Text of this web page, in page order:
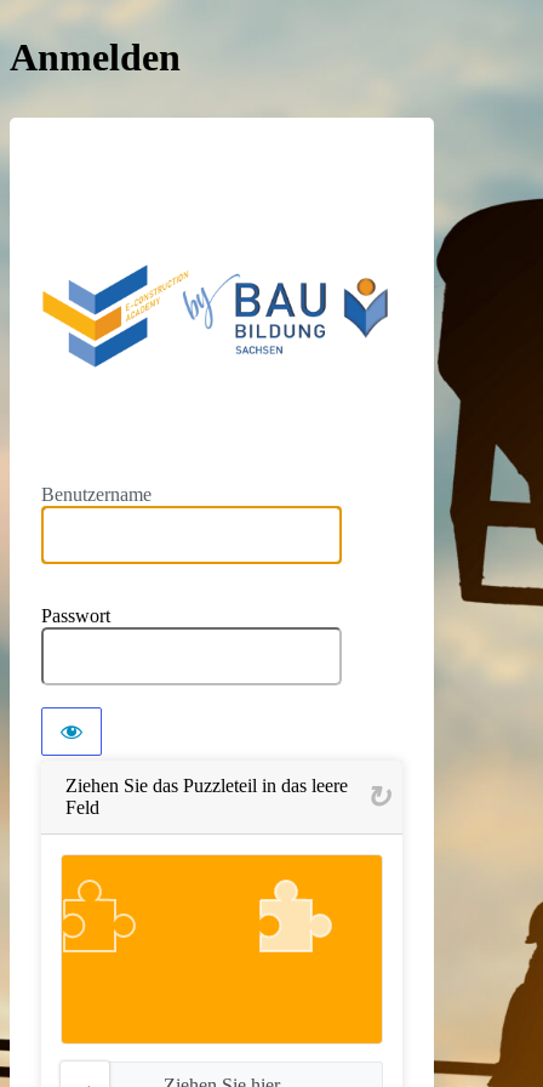
Anmelden
https://
Benutzername
Passwort
Ziehen Sie das Puzzleteil in das leere
Feld